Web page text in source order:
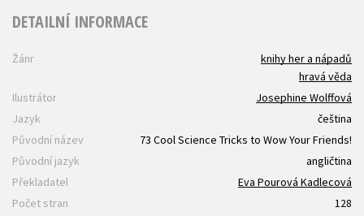
DETAILNÍ INFORMACE
Žánr
knihy her a nápadů
hravá věda
Ilustrátor
Josephine Wolffová
Jazyk
čeština
Původní název
73 Cool Science Tricks to Wow Your Friends!
Původní jazyk
angličtina
Překladatel
Eva Pourová Kadlecová
Počet stran
128